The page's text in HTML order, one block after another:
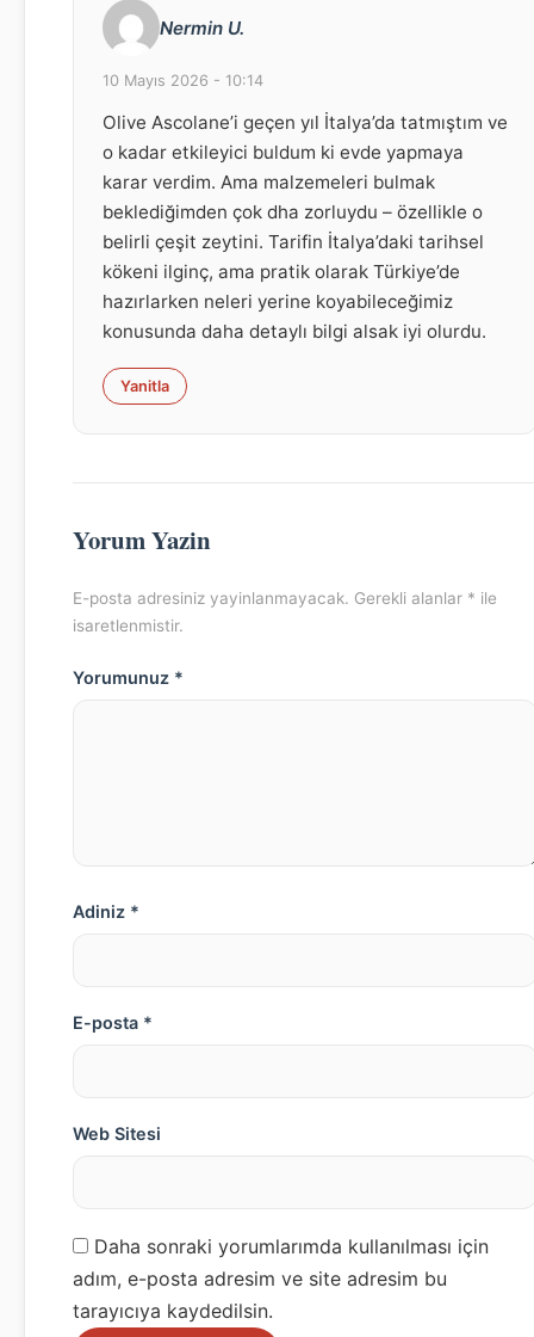
Nermin U.
10 Mayıs 2026 - 10:14
Olive Ascolane’i geçen yıl İtalya’da tatmıştım ve
o kadar etkileyici buldum ki evde yapmaya
karar verdim. Ama malzemeleri bulmak
beklediğimden çok dha zorluydu – özellikle o
belirli çeşit zeytini. Tarifin İtalya’daki tarihsel
kökeni ilginç, ama pratik olarak Türkiye’de
hazırlarken neleri yerine koyabileceğimiz
konusunda daha detaylı bilgi alsak iyi olurdu.
Yanitla
Yorum Yazin
E-posta adresiniz yayinlanmayacak. Gerekli alanlar * ile
isaretlenmistir.
Yorumunuz *
Adiniz *
E-posta *
Web Sitesi
Daha sonraki yorumlarımda kullanılması için
adım, e-posta adresim ve site adresim bu
tarayıcıya kaydedilsin.